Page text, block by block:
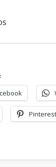
Pinterest